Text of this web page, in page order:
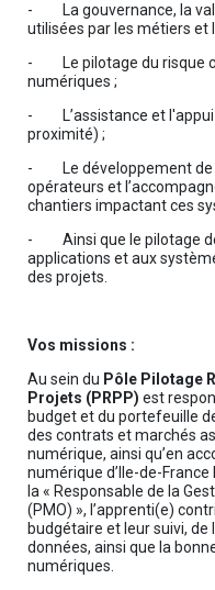
- La gouvernance, la
utilisées par les métiers et
- Le pilotage du risque
numériques ;
- L’assistance et l'appui
proximité) ;
- Le développement de
opérateurs et
chantiers impactant ces
- Ainsi que le pilotage
applications et aux
des projets.
Vos missions :
Au sein du Pôle Pilotage
Projets (PRPP) est
budget et du portefeuille
des contrats et marchés
numérique, ainsi qu’en
numérique d’Ile-de-
la « Responsable de la
(PMO) », l’apprenti(e)
budgétaire et leur suivi, de
données, ainsi que la
numériques.